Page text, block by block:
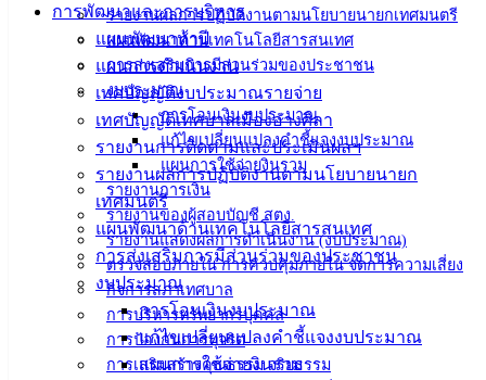
รายงานผลการปฏิบัติงานตามนโยบายนายกเทศมนตรี
แผนพัฒนาด้านเทคโนโลยีสารสนเทศ
การส่งเสริมการมีส่วนร่วมของประชาชน
งบประมาณ
การโอนเงินงบประมาณ
แก้ไขเปลี่ยนแปลงคำชี้แจงงบประมาณ
แผนการใช้จ่ายงินรวม
รายงานการเงิน
รายงานของผู้สอบบัญชี สตง.
รายงานแสดงผลการดำเนินงาน (งบประมาณ)
ตรวจสอบภายใน การควบคุมภายใน จัดการความเสี่ยง
กิจการสภาเทศบาล
การบริหารทรัพยากรบุคคล
การป้องกันการทุจริต
การเสริมสร้างคุณธรรม จริยธรรม
การพัฒนาและการบริหาร
แผนพัฒนาห้าปี
แผนการดำเนินงาน
เทศบัญญัติงบประมาณรายจ่าย
เทศบัญญัติเทศบาลเมืองอ่างศิลา
รายงานการติดตามและประเมินผลฯ
รายงานผลการปฏิบัติงานตามนโยบายนายก
เทศมนตรี
แผนพัฒนาด้านเทคโนโลยีสารสนเทศ
การส่งเสริมการมีส่วนร่วมของประชาชน
งบประมาณ
การโอนเงินงบประมาณ
แก้ไขเปลี่ยนแปลงคำชี้แจงงบประมาณ
แผนการใช้จ่ายงินรวม
เมืองอ่าง
สำนักงาน
เทศบาลเมือง
อ่างศิลา 90/338
ม.3 ต.เสม็ด
อ.เมือง จ.ชลบุรี
038-
142-100-104